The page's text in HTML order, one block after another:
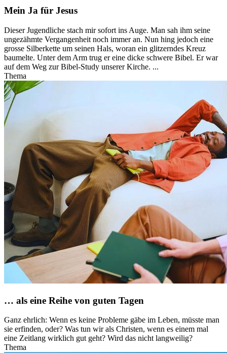
Mein Ja für Jesus
Dieser Jugendliche stach mir sofort ins Auge. Man sah ihm seine
ungezähmte Vergangenheit noch immer an. Nun hing jedoch eine
grosse Silberkette um seinen Hals, woran ein glitzerndes Kreuz
baumelte. Unter dem Arm trug er eine dicke schwere Bibel. Er war
auf dem Weg zur Bibel-Study unserer Kirche. ...
Thema
… als eine Reihe von guten Tagen
Ganz ehrlich: Wenn es keine Probleme gäbe im Leben, müsste man
sie erfinden, oder? Was tun wir als Christen, wenn es einem mal
eine Zeitlang wirklich gut geht? Wird das nicht langweilig?
Thema